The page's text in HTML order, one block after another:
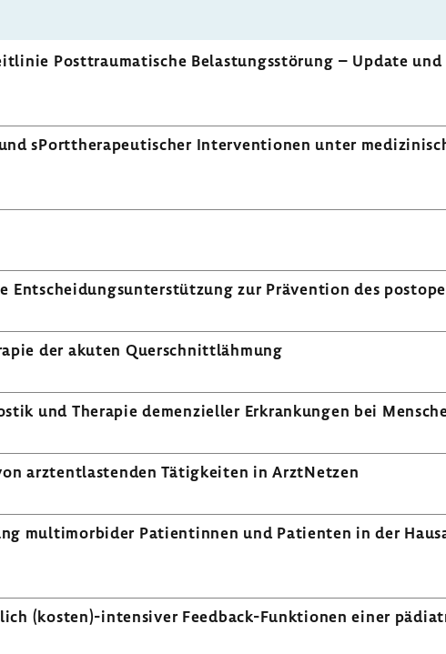
Post­trau­ma­ti­sche Belas­tungs­stö­rung – Update
und sPort­the­ra­peu­ti­scher Inter­ven­tionen unter
zur Präven­tion des
der akuten Quer­schnitt­läh­mung
und Therapie demen­zi­eller Erkran­kungen bei
arzt­ent­las­tenden Tätig­keiten in Arzt­Netzen
multi­mor­bider Pati­en­tinnen und Pati­enten in der
(kosten)-​intensiver Feedback-​Funktionen einer